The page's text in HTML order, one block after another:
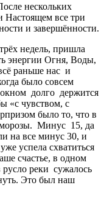
нескольких
все три
и завершённости.
недель, пришла
энергии Огня, Воды,
раньше нас и
было совсем
долго держится
«с чувством, с
было то, что в
Минус 15, да
на все минус 30, и
успела схватиться
счастье, в одном
реки сужалось
Это был наш